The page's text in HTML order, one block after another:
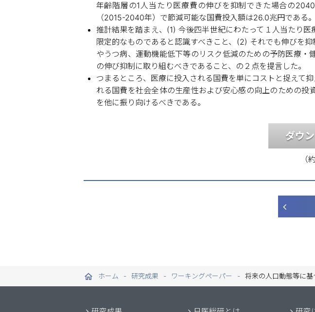
年齢階層の1人当たり医療費の伸びを抑制できた場合の
（2015-2040年）で節減可能な国費投入額は26.0兆円である。
推計結果を踏まえ、(1) 今後四半世紀にわたって１人当たり
限定的なものであると認識すべきこと、(2) それでも伸びを
やうつ病、運動機能低下等のリスク低減のための予防医療
の伸び抑制に取り組むべきであること、の２点を提言した。
つまるところ、医療に投入される国費を単にコストと捉えて
れる国費を社会全体の生産性および安心感の向上のための投
を他に振り向けるべきである。
ダウ
（
ホーム 研究成果 ワーキングペーパー 将来の人口動態等に